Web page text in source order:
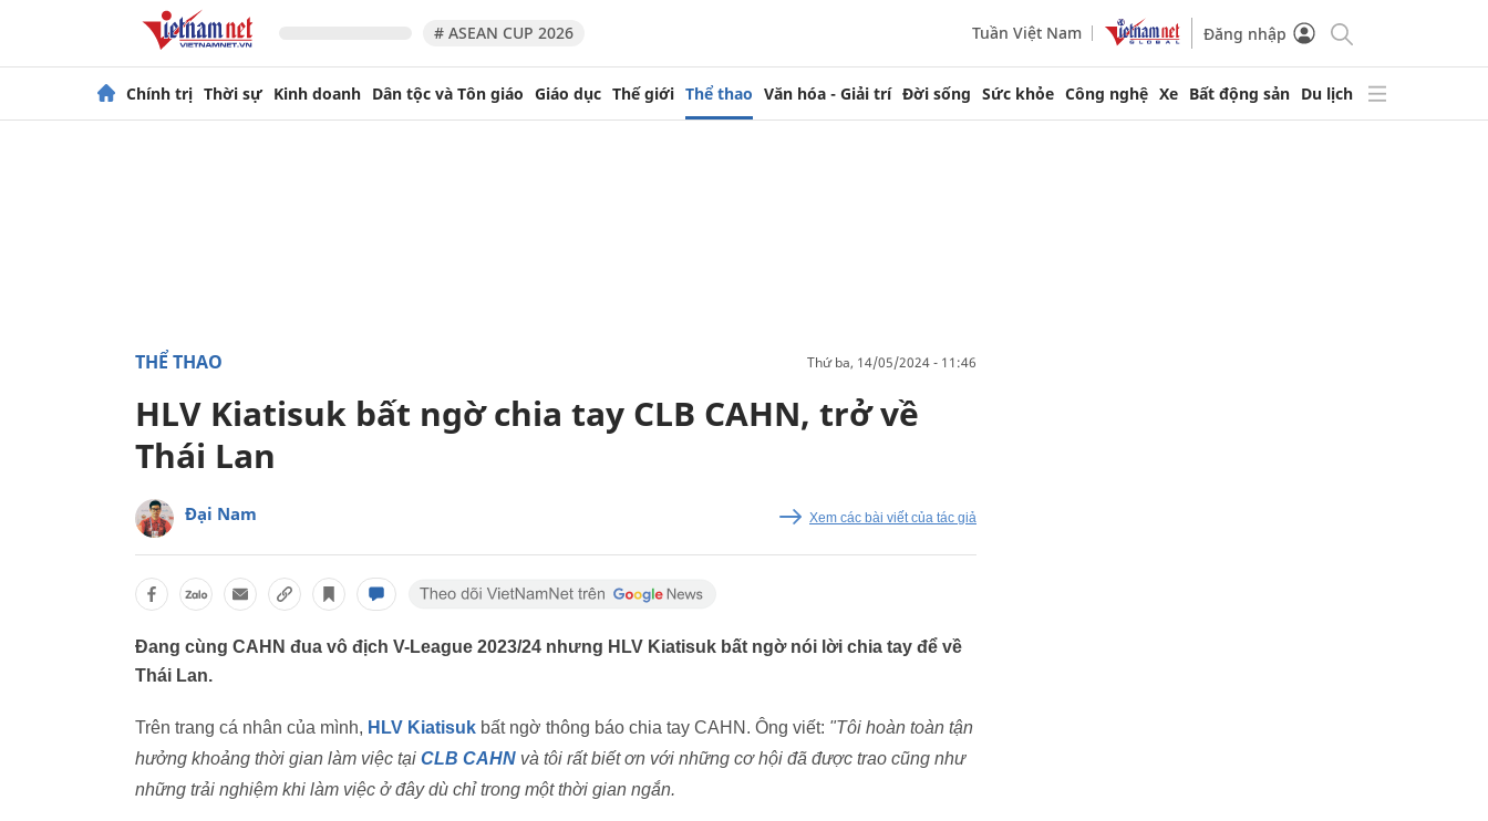
# ASEAN CUP 2026 Tuần Việt Nam Đăng nhập
Chính trị Thời sự Kinh doanh Dân tộc và Tôn giáo Giáo dục Thế giới Thể thao Văn hóa - Giải trí Đời sống Sức khỏe Công nghệ Xe Bất động sản Du lịch
THỂ THAO thứ ba, 14/05/2024 - 11:46
HLV Kiatisuk bất ngờ chia tay CLB CAHN, trở về
Thái Lan
Đại Nam Xem các bài viết của tác giả
Đang cùng CAHN đua vô địch V-League 2023/24 nhưng HLV Kiatisuk bất ngờ nói lời chia tay để về
Thái Lan.
Trên trang cá nhân của mình, HLV Kiatisuk bất ngờ thông báo chia tay CAHN. Ông viết: "Tôi hoàn toàn tận
hưởng khoảng thời gian làm việc tại CLB CAHN và tôi rất biết ơn với những cơ hội đã được trao cũng như
những trải nghiệm khi làm việc ở đây dù chỉ trong một thời gian ngắn.